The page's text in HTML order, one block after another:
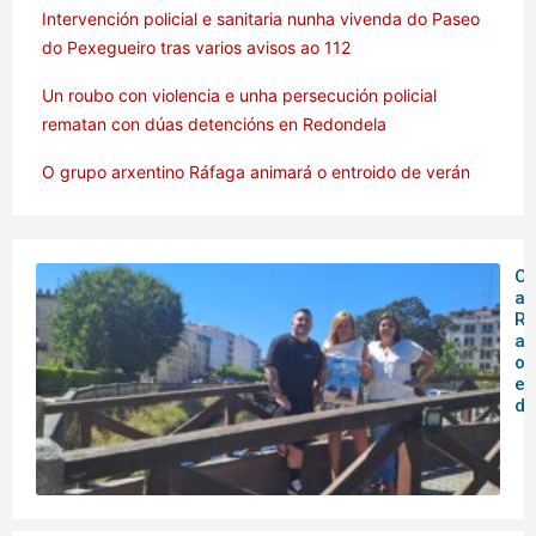
Intervención policial e sanitaria nunha vivenda do Paseo
do Pexegueiro tras varios avisos ao 112
Un roubo con violencia e unha persecución policial
rematan con dúas detencións en Redondela
O grupo arxentino Ráfaga animará o entroido de verán
O
o